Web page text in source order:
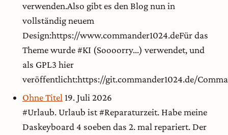
verwenden.Also gibt es den Blog nun in
vollständig neuem
Design:https://www.commander1024.deFür das
Theme wurde #KI (Soooorry...) verwendet, und
als GPL3 hier
veröffentlicht:https://git.commander1024.de/
Ohne Titel 19. Juli 2026
#Urlaub. Urlaub ist #Reparaturzeit. Habe meine
Daskeyboard 4 soeben das 2. mal repariert. Der